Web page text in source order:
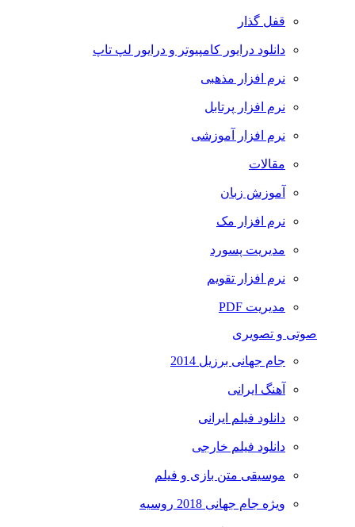
قفل گذار
دانلود درایور کامپیوتر و درایور لپ تاپ
نرم افزار مذهبی
نرم افزار پرتابل
نرم افزار آموزشی
مقالات
آموزش زبان
نرم افزار مک
مدیریت پسورد
نرم افزار تقویم
مدیریت PDF
صوتی و تصویری
جام جهانی برزیل 2014
آهنگ ایرانی
دانلود فیلم ایرانی
دانلود فیلم خارجی
موسیقی متن بازی و فیلم
ویژه جام جهانی 2018 روسیه